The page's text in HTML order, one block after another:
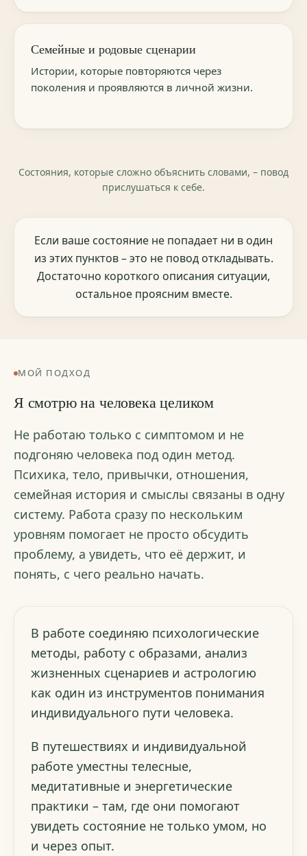
Семейные и родовые сценарии
Истории, которые повторяются через
поколения и проявляются в личной жизни.
Состояния, которые сложно объяснить словами, – повод
прислушаться к себе.
Если ваше состояние не попадает ни в один
из этих пунктов – это не повод откладывать.
Достаточно короткого описания ситуации,
остальное проясним вместе.
МОЙ ПОДХОД
Я смотрю на человека целиком
Не работаю только с симптомом и не
подгоняю человека под один метод.
Психика, тело, привычки, отношения,
семейная история и смыслы связаны в одну
систему. Работа сразу по нескольким
уровням помогает не просто обсудить
проблему, а увидеть, что её держит, и
понять, с чего реально начать.
В работе соединяю психологические
методы, работу с образами, анализ
жизненных сценариев и астрологию
как один из инструментов понимания
индивидуального пути человека.
В путешествиях и индивидуальной
работе уместны телесные,
медитативные и энергетические
практики – там, где они помогают
увидеть состояние не только умом, но
и через опыт.